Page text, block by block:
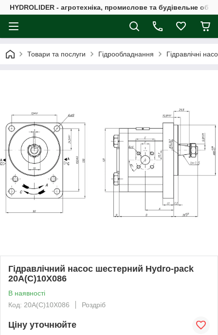
HYDROLIDER - агротехніка, промислове та будівельне
Товари та послуги Гідрообладнання Гідравлічні
Гідравлічний насос шестерний Hydro-pack
20A(C)10X086
В наявності
Код: 20A(C)10X086
Роздріб
Ціну уточнюйте